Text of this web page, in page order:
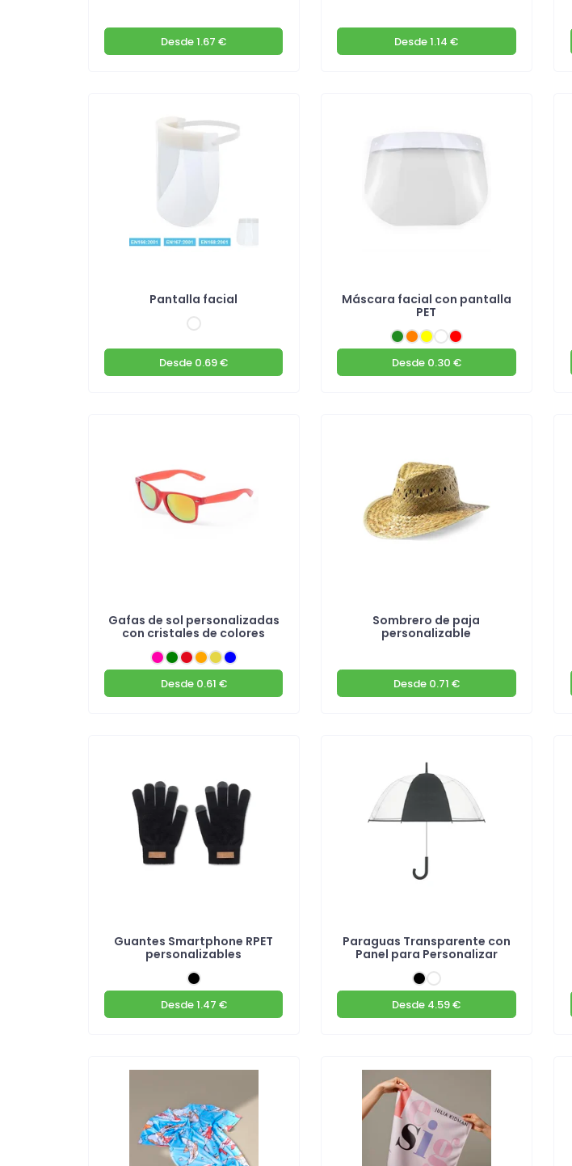
Desde1.67 € Desde1.14 €
Pantalla facial
Desde 0.69 €
Máscara facial con pantalla
PET
Desde0.30 €
Gafas de sol personalizadas
con cristales de colores
Desde0.61 €
Sombrero de paja
personalizable
Desde0.71 €
Guantes Smartphone RPET
personalizables
Desde1.47 €
Paraguas Transparente con
Panel para Personalizar
Desde 4.59 €